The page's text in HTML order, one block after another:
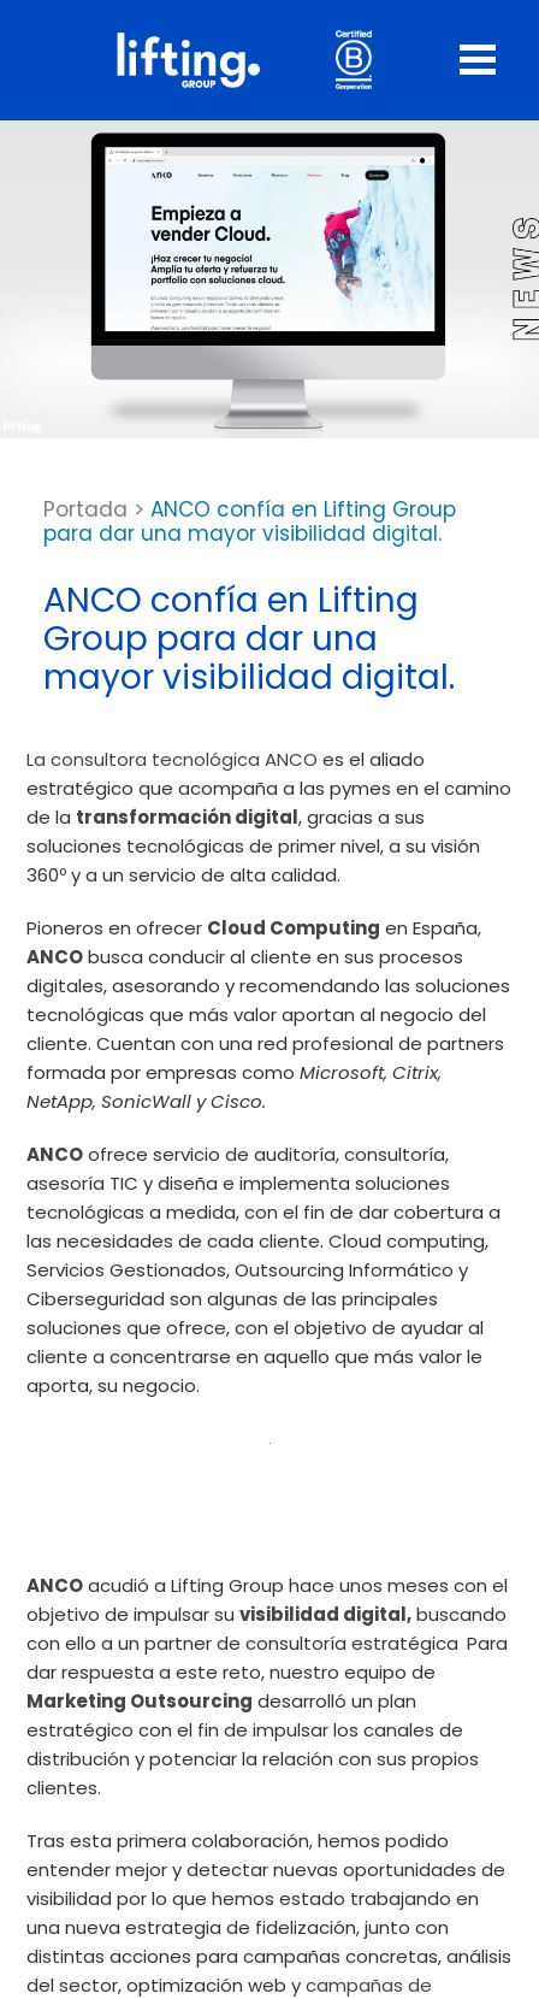
Portada > ANCO confía en Lifting Group
para dar una mayor visibilidad digital.
ANCO confía en Lifting
Group para dar una
mayor visibilidad digital.
La consultora tecnológica ANCO es el aliado
estratégico que acompaña a las pymes en el camino
de la transformación digital,gracias a sus
soluciones tecnológicas de primer nivel, a su visión
360º y a un servicio de alta calidad.
Pioneros en ofrecer Cloud Computing en España,
ANCO busca conducir al cliente en sus procesos
digitales, asesorando y recomendando las soluciones
tecnológicas que más valor aportan al negocio del
cliente. Cuentan con una red profesional de partners
formada por empresas comoMicrosoft, Citrix,
NetApp, SonicWall y Cisco.
ANCO ofrece servicio de auditoría, consultoría,
asesoría TIC y diseña e implementa soluciones
tecnológicas a medida, con el fin de dar cobertura a
las necesidades de cada cliente.Cloud computing,
Servicios Gestionados, Outsourcing Informático y
Ciberseguridad son algunas de las principales
soluciones que ofrece, con el objetivo de ayudar al
cliente a concentrarse en aquello que más valor le
aporta, su negocio.
ANCO acudió a Lifting Group hace unos meses con el
objetivo de impulsar suvisibilidad digital, buscando
con ello a un partner de consultoría estratégica Para
dar respuesta a este reto, nuestro equipo de
Marketing Outsourcing desarrolló un plan
estratégico con el fin de impulsar los canales de
distribución y potenciar la relación con sus propios
clientes.
Tras esta primera colaboración, hemos podido
entender mejor y detectar nuevas oportunidades de
visibilidad por lo que hemos estado trabajando en
una nueva estrategia de fidelización, junto con
distintas acciones para campañas concretas, análisis
del sector, optimización web ycampañas de